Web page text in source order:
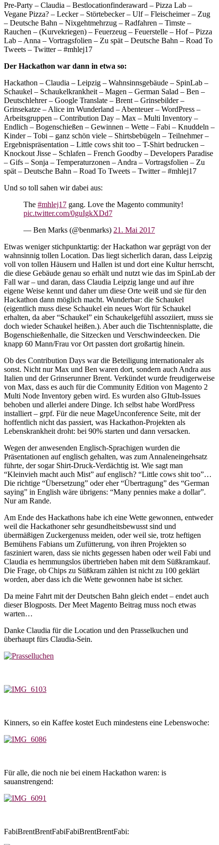
Pre-Party – Claudia – Bestlocationfinderaward – Pizza Lab –
Vegane Pizza? – Lecker – Störtebecker – Ulf – Fleischeimer – Zug
– Deutsche Bahn – Nixgehtmehrzug – Radfahren – Timste –
Rauchen – (Kurvekriegen) – Feuerzeug – Feuerstelle – Hof – Pizza
Lab – Anna – Vortragsfolien – Zu spät – Deutsche Bahn – Road To
Tweets – Twitter – #mhlej17
Der Hackathon war dann in etwa so:
Hackathon – Claudia – Leipzig – Wahnsinnsgebäude – SpinLab –
Schaukel – Schaukelkrankheit – Magen – German Salad – Ben –
Deutschlehrer – Google Translate – Brent – Grinsebilder –
Grinsekatze – Alice im Wunderland – Abenteuer – WordPress –
Arbeitsgruppen – Contribution Day – Max – Multi Inventory –
Endlich – Bogenschießen – Gewinnen – Wette – Fabi – Knuddeln –
Kinder – Tobi – ganz schön viele – Shirtsbebügeln – Teilnehmer –
Ergebnispräsentation – Little cows shit too – T-Shirt bedrucken –
Knockout Jisse – Schlafen – French Goodby – Developers Paradise
– Gifs – Sonja – Temperaturzonen – Andra – Vortragsfolien – Zu
spät – Deutsche Bahn – Road To Tweets – Twitter – #mhlej17
Und so toll sahen wir dabei aus:
The #mhlej17 gang. Love the Magento community!
pic.twitter.com/0guIgkXDd7
— Ben Marks (@benmarks) 21. Mai 2017
Etwas weniger stichpunktartig: der Hackathon war geprägt von der
wahnsinnig tollen Location. Das liegt sicherlich daran, dass Leipzig
voll von tollen Häusern und Hallen ist und dort eine Kultur herrscht,
die diese Gebäude genau so erhält und nutzt wie das im SpinLab der
Fall war – und daran, dass Claudia Leipzig lange und auf ihre
eigene Weise kennt und daher um diese Orte weiß und sie für den
Hackathon dann möglich macht. Wunderbar: die Schaukel
(eigentlich muss diese Schaukel ein neues Wort für Schaukel
erhalten, da aber “Schaukel” ein Schaukelgefühl assoziiert, muss sie
doch wieder Schaukel heißen.). Aber auch die Tischtennisplatte, die
Bogenschießenhalle, die Sitzecken und Verschwindeecken. Die
knapp 60 Mann/Frau vor Ort passten dort großartig hinein.
Ob des Contribution Days war die Beteiligung internationaler als
sonst. Nicht nur Max und Ben waren dort, sondern auch Andra aus
Italien und der Grinserunner Brent. Verkündet wurde freudigerweise
von Max, dass es auch für die Community Edition von Magento 2
Multi Node Inventory geben wird. Es wurden also GItub-Issues
behoben und allerlei andere Dinge. Ich selbst habe WordPress
installiert – grpf. Für die neue MageUnconference Seite, mit der
hoffentlich nicht das passiert, was Hackathon-Projekten als
Lebenskrankheit droht: bei 90% starten und dann versacken.
Wegen der anwesenden Englisch-Sprachigen wurden die
Präsentationen auf englisch gehalten, was zum Annaleneingehsatz
führte, der sogar Shirt-Druck-Verdächtig ist. Wie sagt man
“Kleinvieh macht auch Mist” auf englisch? “Little cows shit too”…
Die richtige “Übersetzung” oder eher “Übertragung” des “German
saying” in English wäre übrigens: “Many pennies make a dollar”.
Nur am Rande.
Am Ende des Hackathons habe ich eine Wette gewonnen, entweder
weil die Hackathoner sehr gesundheitsbewusst sind und
übermäßigen Zuckergenuss meiden, oder weil sie, trotz heftigen
Bemühens Fabians um Zufütterung, von ihren Projekten so
fasziniert waren, dass sie nichts gegessen haben oder weil Fabi und
Claudia es hemmungslos übertrieben haben mit dem Süßkramkauf.
Die Frage, ob Chips zu Süßkram zählen ist nicht zu 100 geklärt
worden, aber dass ich die Wette gewonnen habe ist sicher.
Da meine Fahrt mit der Deutschen Bahn gleich endet – endet auch
dieser Blogposts. Der Meet Magento Beitrag muss noch etwas
warten…
Danke Claudia für die Location und den Prasselkuchen und
überhaupt fürs Claudia-Sein.
Kinners, so ein Kaffee kostet Euch mindestens eine Lebenswoche:
Für alle, die noch nie bei einem Hackathon waren: is
sauanstrengend:
FabiBrentBrentFabiFabiBrentBrentFabi: